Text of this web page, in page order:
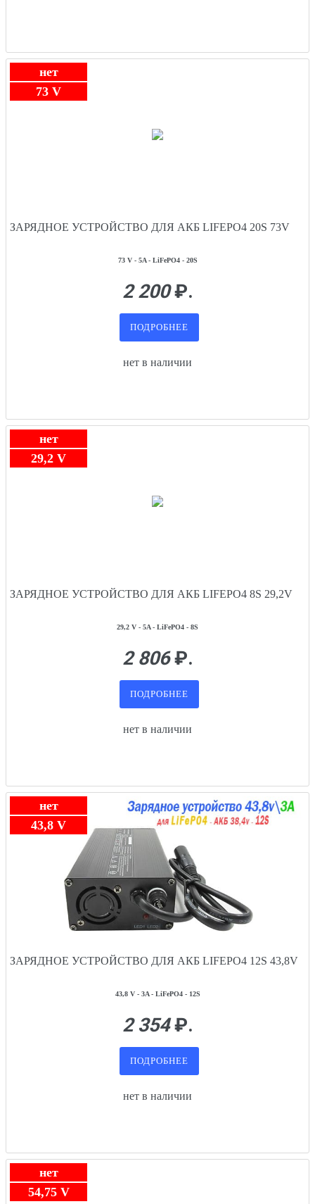
нет
73 V
ЗАРЯДНОЕ УСТРОЙСТВО ДЛЯ АКБ LIFEPO4 20S 73V
73 V - 5A - LiFePO4 - 20S
2 200₽.
ПОДРОБНЕЕ
нет в наличии
нет
29,2 V
ЗАРЯДНОЕ УСТРОЙСТВО ДЛЯ АКБ LIFEPO4 8S 29,2V
29,2 V - 5A - LiFePO4 - 8S
2 806₽.
ПОДРОБНЕЕ
нет в наличии
нет
43,8 V
ЗАРЯДНОЕ УСТРОЙСТВО ДЛЯ АКБ LIFEPO4 12S 43,8V
43,8 V - 3A - LiFePO4 - 12S
2 354₽.
ПОДРОБНЕЕ
нет в наличии
нет
54,75 V